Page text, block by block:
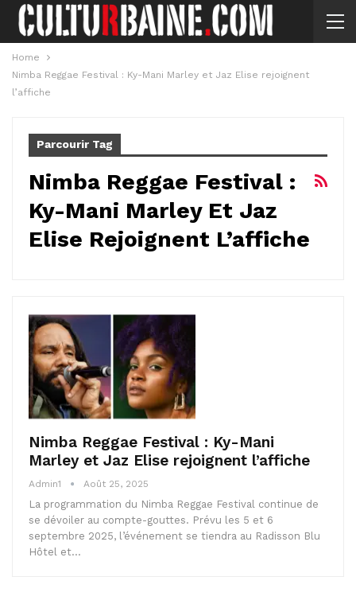
Home
Nimba Reggae Festival : Ky-Mani Marley et Jaz Elise rejoignent
l’affiche
Parcourir Tag
Nimba Reggae Festival :
Ky-Mani Marley Et Jaz
Elise Rejoignent L’affiche
Nimba Reggae Festival : Ky-Mani
Marley et Jaz Elise rejoignent l’affiche
Admin1 Août 25, 2025
La programmation du Nimba Reggae Festival continue de
se dévoiler au compte-gouttes. Prévu les 5 et 6
septembre 2025, l’événement se tiendra au Radisson Blu
Hôtel et…